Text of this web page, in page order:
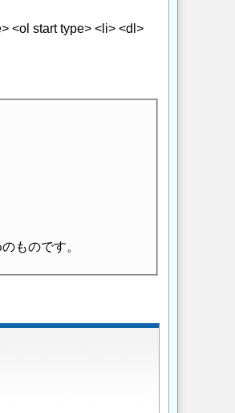
<ol start type> <li> <dl>
ものです。